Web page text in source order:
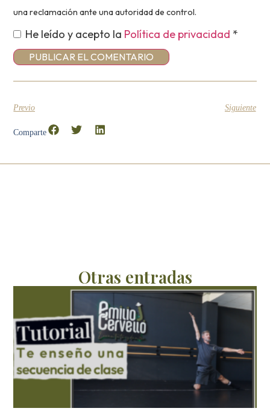
una reclamación ante una autoridad de control.
He leído y acepto la Política de privacidad *
Previo Siguiente
Comparte
Otras entradas